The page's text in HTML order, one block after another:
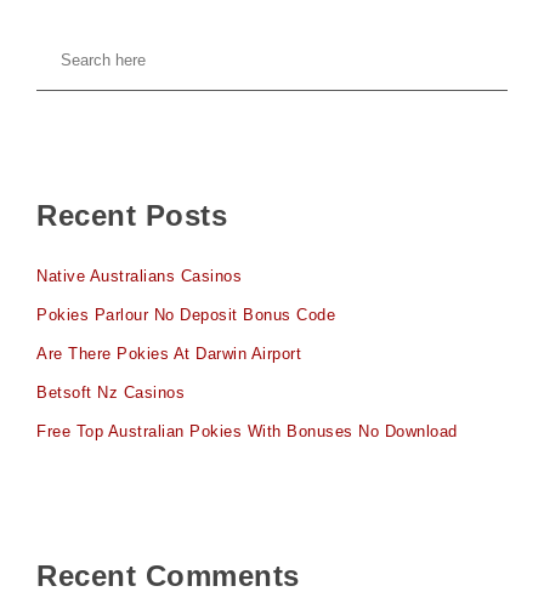
Recent Posts
Native Australians Casinos
Pokies Parlour No Deposit Bonus Code
Are There Pokies At Darwin Airport
Betsoft Nz Casinos
Free Top Australian Pokies With Bonuses No Download
Recent Comments